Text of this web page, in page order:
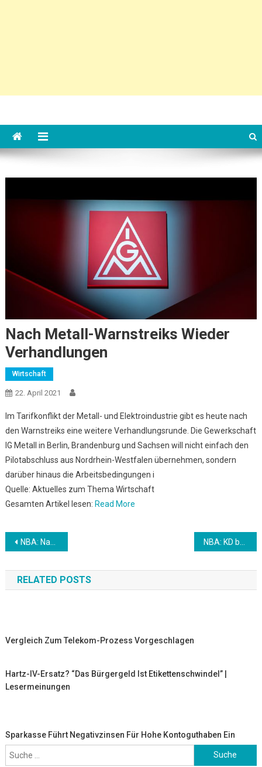
Nach Metall-Warnstreiks Wieder
Verhandlungen
Wirtschaft
22. April 2021
Im Tarifkonflikt der Metall- und Elektroindustrie gibt es heute nach
den Warnstreiks eine weitere Verhandlungsrunde. Die Gewerkschaft
IG Metall in Berlin, Brandenburg und Sachsen will nicht einfach den
Pilotabschluss aus Nordrhein-Westfalen übernehmen, sondern
darüber hinaus die Arbeitsbedingungen i
Quelle: Aktuelles zum Thema Wirtschaft
Gesamten Artikel lesen: Read More
Beitrags-
Navigation
NBA: Nach neun Wochen: Davis kündigt Comeback an
RELATED POSTS
Vergleich Zum Telekom-Prozess Vorgeschlagen
Hartz-IV-Ersatz? “Das Bürgergeld Ist Etikettenschwindel” |
Lesermeinungen
Sparkasse Führt Negativzinsen Für Hohe Kontoguthaben Ein
Suche